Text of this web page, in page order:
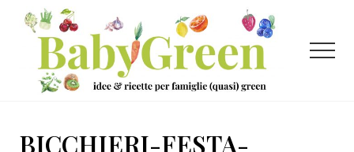
Menu
Passa
contenuto
principale
Passa
laterale
primaria
Passa
Menu
BICCHIERI-FESTA-